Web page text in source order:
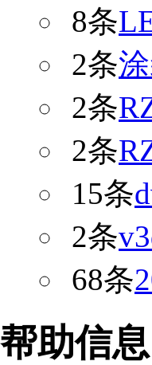
8条
2条
2条
2条
15条
2条
68条
帮助信息